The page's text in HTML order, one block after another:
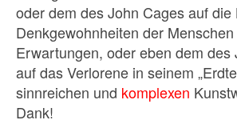
oder dem des John Cages auf die
Denkgewohnheiten der
Erwartungen, oder eben dem des
auf das Verlorene in seinem
sinnreichen und komplexen
Dank!